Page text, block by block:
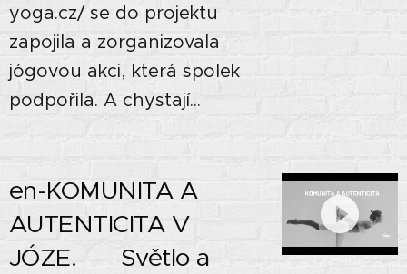
yoga.cz/ se do projektu
zapojila a zorganizovala
jógovou akci, která spolek
podpořila. A chystají...
en-KOMUNITA A
AUTENTICITA V
JÓZE. 🌗 Světlo a